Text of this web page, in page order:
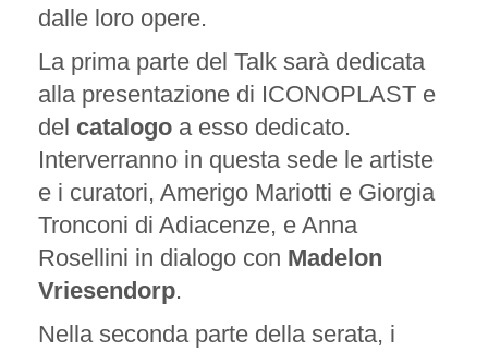
dalle loro opere.
La prima parte del Talk sarà dedicata
alla presentazione di ICONOPLAST e
del catalogo a esso dedicato.
Interverranno in questa sede le artiste
e i curatori, Amerigo Mariotti e Giorgia
Tronconi di Adiacenze, e Anna
Rosellini in dialogo con Madelon
Vriesendorp.
Nella seconda parte della serata, i